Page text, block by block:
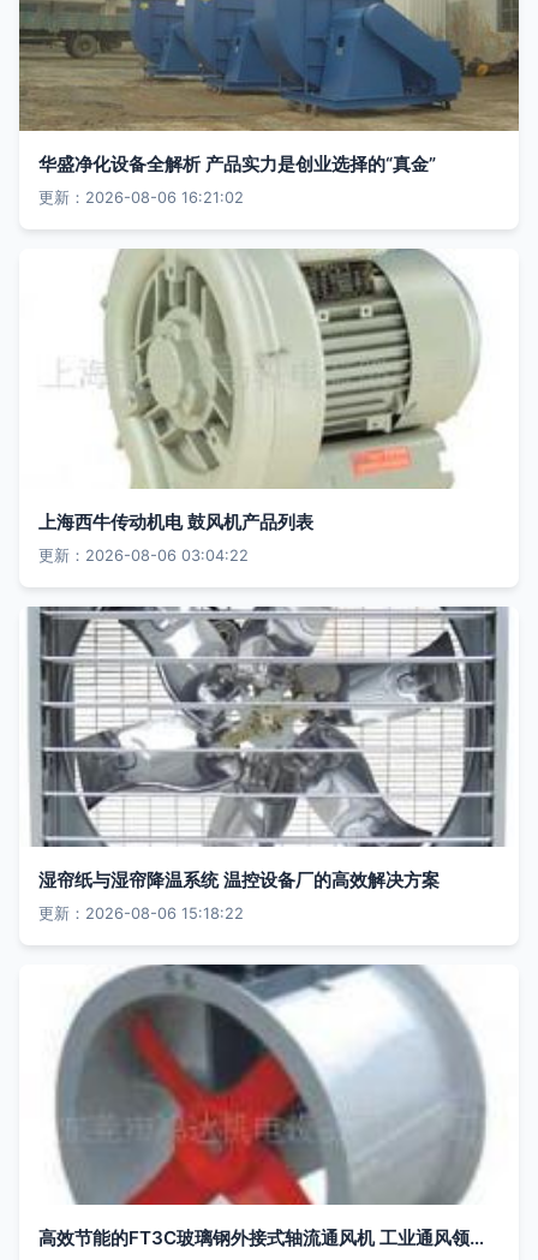
华盛净化设备全解析 产品实力是创业选择的“真金”
更新：2026-08-06 16:21:02
上海西牛传动机电 鼓风机产品列表
更新：2026-08-06 03:04:22
湿帘纸与湿帘降温系统 温控设备厂的高效解决方案
更新：2026-08-06 15:18:22
高效节能的FT3C玻璃钢外接式轴流通风机 工业通风领域的理想选择